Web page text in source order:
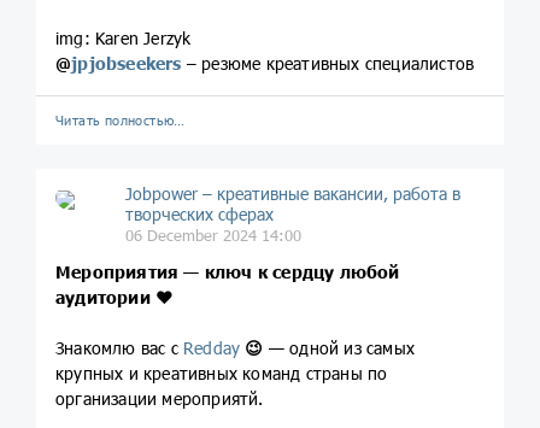
img: Karen Jerzyk
@jpjobseekers – резюме креативных специалистов
Читать полностью…
Jobpower – креативные вакансии, работа в
творческих сферах
06 December 2024 14:00
Мероприятия — ключ к сердцу любой
аудитории ❤️
Знакомлю вас с Redday 😉 — одной из самых
крупных и креативных команд страны по
организации мероприятй.